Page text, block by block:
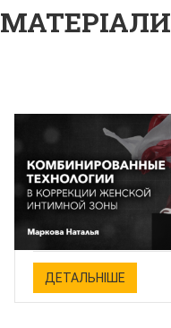
ДЕТАЛЬНІШЕ